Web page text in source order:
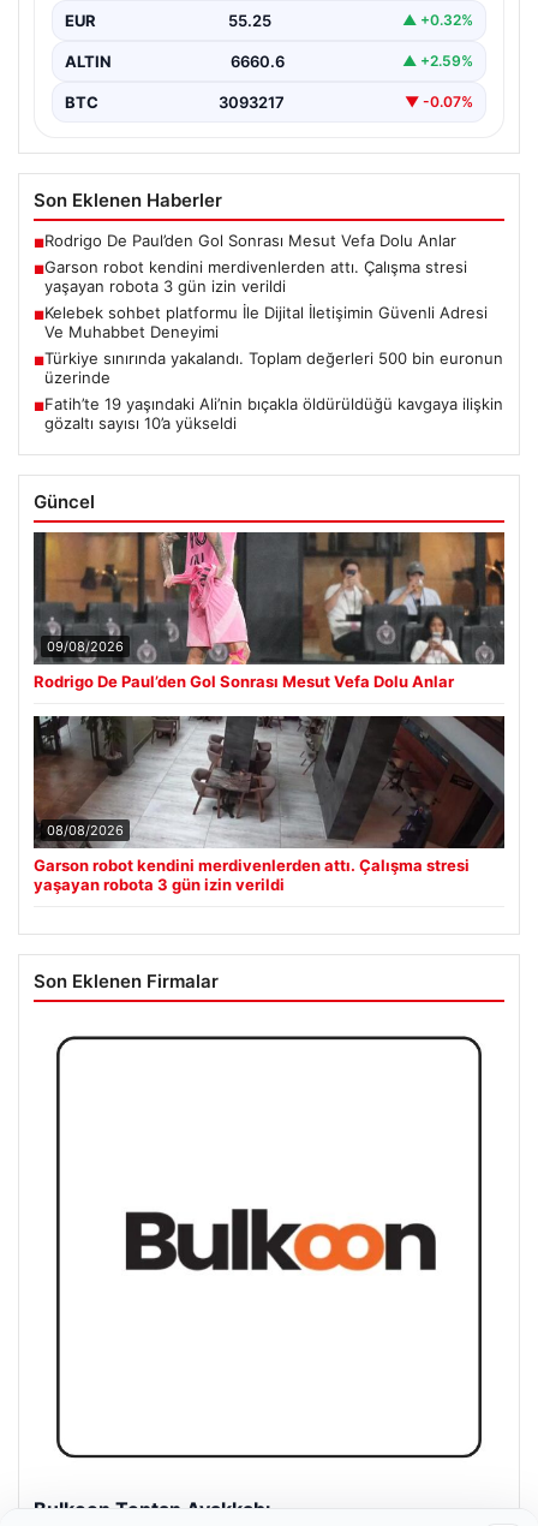
Günümüzde…
EUR 55.25 ▲ +0.32%
ALTIN 6660.6 ▲ +2.59%
BTC 3093217 ▼ -0.07%
Son Eklenen Haberler
■Rodrigo De Paul’den Gol Sonrası Mesut Vefa Dolu Anlar
■Garson robot kendini merdivenlerden attı. Çalışma stresi
yaşayan robota 3 gün izin verildi
■Kelebek sohbet platformu İle Dijital İletişimin Güvenli Adresi
Ve Muhabbet Deneyimi
■Türkiye sınırında yakalandı. Toplam değerleri 500 bin euronun
üzerinde
■Fatih’te 19 yaşındaki Ali’nin bıçakla öldürüldüğü kavgaya ilişkin
gözaltı sayısı 10’a yükseldi
Güncel
09/08/2026
Rodrigo De Paul’den Gol Sonrası Mesut Vefa Dolu Anlar
08/08/2026
Garson robot kendini merdivenlerden attı. Çalışma stresi
yaşayan robota 3 gün izin verildi
Son Eklenen Firmalar
Bulkoon Toptan Ayakkabı